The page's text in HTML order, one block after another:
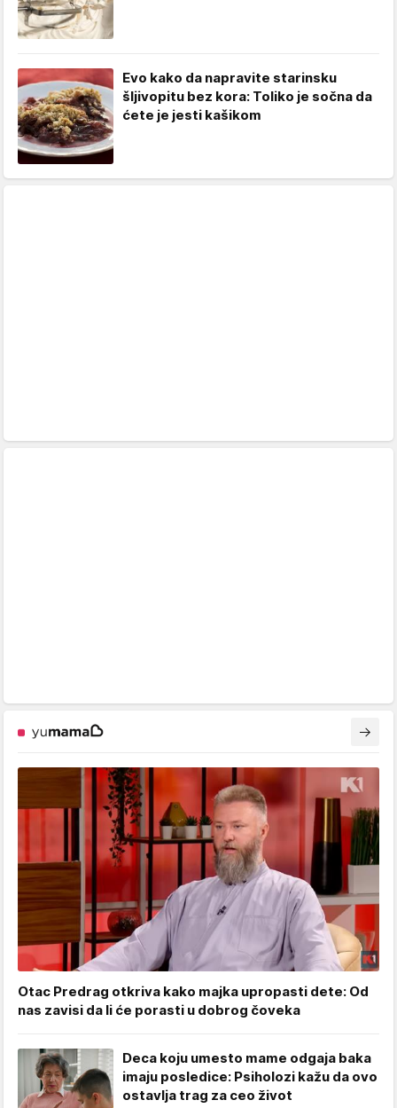
Evo kako da napravite starinsku
šljivopitu bez kora: Toliko je sočna da
ćete je jesti kašikom
Otac Predrag otkriva kako majka upropasti dete: Od
nas zavisi da li će porasti u dobrog čoveka
Deca koju umesto mame odgaja baka
imaju posledice: Psiholozi kažu da ovo
ostavlja trag za ceo život